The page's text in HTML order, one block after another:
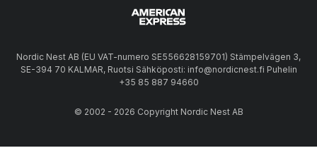
Nordic Nest AB (EU VAT-numero SE556628159701) Stämpelvägen 3,
SE-394 70 KALMAR, Ruotsi Sähköposti: info@nordicnest.fi Puhelin
+35 85 887 94660
© 2002 - 2026 Copyright Nordic Nest AB